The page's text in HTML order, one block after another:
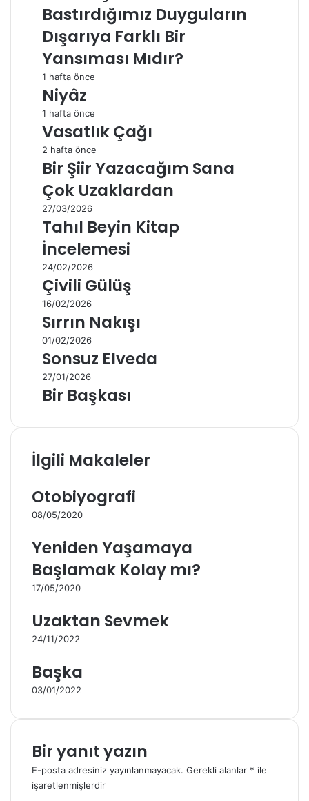
Bastırdığımız Duyguların
Dışarıya Farklı Bir
Yansıması Mıdır?
1 hafta önce
Niyâz
1 hafta önce
Vasatlık Çağı
2 hafta önce
Bir Şiir Yazacağım Sana
Çok Uzaklardan
27/03/2026
Tahıl Beyin Kitap
İncelemesi
24/02/2026
Çivili Gülüş
16/02/2026
Sırrın Nakışı
01/02/2026
Sonsuz Elveda
27/01/2026
Bir Başkası
İlgili Makaleler
Otobiyografi
08/05/2020
Yeniden Yaşamaya
Başlamak Kolay mı?
17/05/2020
Uzaktan Sevmek
24/11/2022
Başka
03/01/2022
Bir yanıt yazın
E-posta adresiniz yayınlanmayacak. Gerekli alanlar * ile
işaretlenmişlerdir